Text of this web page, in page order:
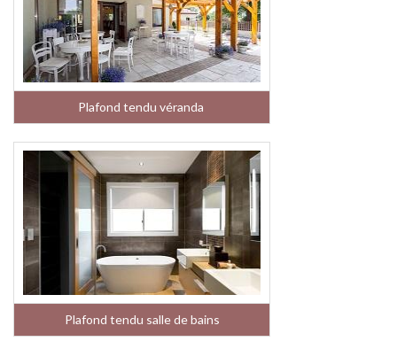
Plafond tendu véranda
Plafond tendu salle de bains